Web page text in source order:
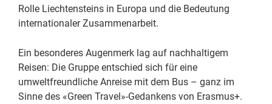
Rolle Liechtensteins in Europa und die Bedeutung
internationaler Zusammenarbeit.
Ein besonderes Augenmerk lag auf nachhaltigem
Reisen: Die Gruppe entschied sich für eine
umweltfreundliche Anreise mit dem Bus – ganz im
Sinne des «Green Travel»-Gedankens von Erasmus+.